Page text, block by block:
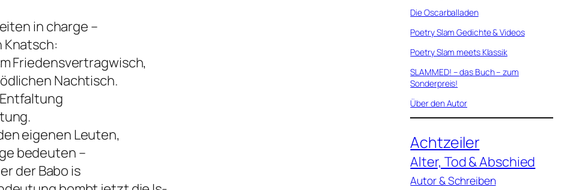
in charge –
Knatsch:
Friedensvertragwisch,
Nachtisch.
eigenen Leuten,
bedeuten –
der Babo is
Die Oscarballaden
Poetry Slam Gedichte & Videos
Poetry Slam meets Klassik
SLAMMED! – das Buch – zum
Sonderpreis!
Über den Autor
Achtzeiler
Alter, Tod & Abschied
Autor & Schreiben